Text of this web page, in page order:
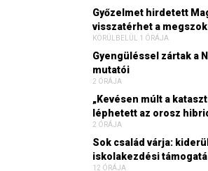
Győzelmet hirdetett
visszatérhet a
KÖRÜLBELÜL 1 ÓRÁJA
Gyengüléssel zártak a
mutatói
2 ÓRÁJA
„Kevésen múlt a
léphetett az orosz
2 ÓRÁJA
Sok család várja:
iskolakezdési
12 ÓRÁJA